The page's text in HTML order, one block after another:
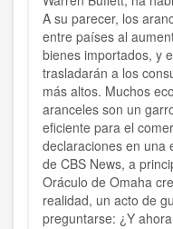
A su parecer, los
entre países al
bienes importados, y
trasladarán a los
más altos. Muchos
aranceles son un
eficiente para el
declaraciones en una
de CBS News, a
Oráculo de Omaha
realidad, un acto de
preguntarse: ¿Y